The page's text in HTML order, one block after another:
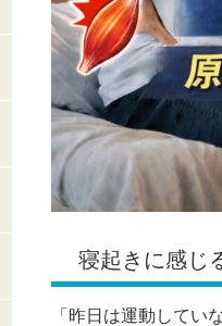
寝起きに感じ
「昨日は運動して